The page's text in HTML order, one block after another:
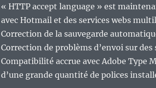
« HTTP accept language » est
avec Hotmail et des services webs
Correction de la sauvegarde
Correction de problèms d’envoi sur
Compatibilité accrue avec Adobe Type
d’une grande quantité de polices